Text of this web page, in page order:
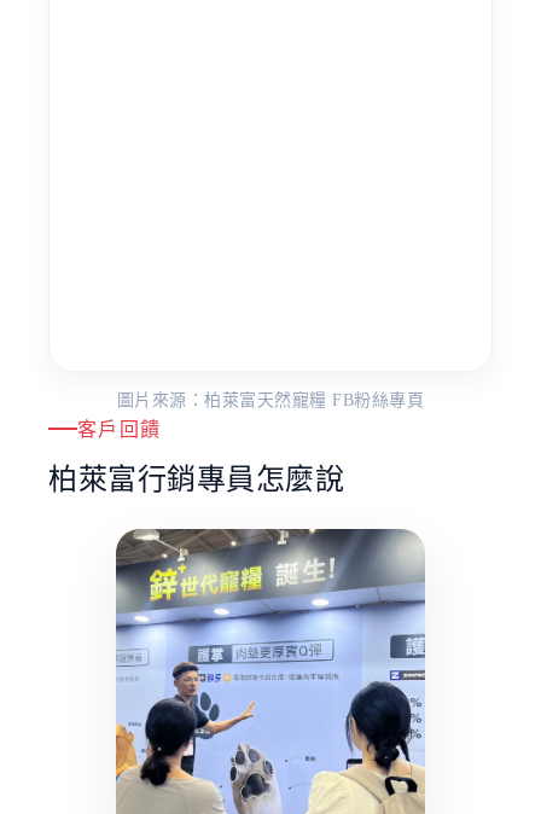
圖片來源：柏萊富天然寵糧 FB粉絲專頁
客戶回饋
柏萊富行銷專員怎麼說